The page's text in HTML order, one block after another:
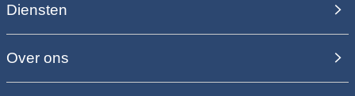
Diensten
Over ons